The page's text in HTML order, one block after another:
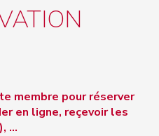
membre pour réserver
en ligne, reçevoir les
...